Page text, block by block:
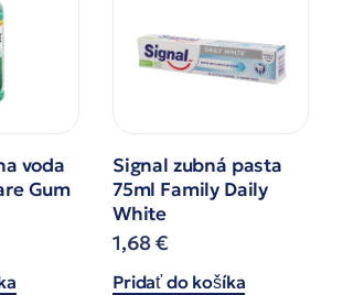
voda
Gum
Signal zubná pasta
75ml Family Daily
White
1,68€
Pridať do košíka